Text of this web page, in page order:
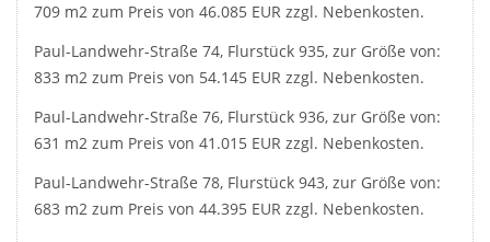
709 m2 zum Preis von 46.085 EUR zzgl. Nebenkosten.
Paul-Landwehr-Straße 74, Flurstück 935, zur Größe von:
833 m2 zum Preis von 54.145 EUR zzgl. Nebenkosten.
Paul-Landwehr-Straße 76, Flurstück 936, zur Größe von:
631 m2 zum Preis von 41.015 EUR zzgl. Nebenkosten.
Paul-Landwehr-Straße 78, Flurstück 943, zur Größe von:
683 m2 zum Preis von 44.395 EUR zzgl. Nebenkosten.